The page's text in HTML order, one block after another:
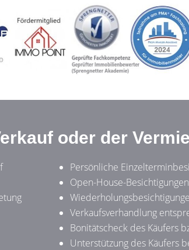
oder der
Persönliche
Open-House-Besichtigungen
Verkaufsverhandlung
Bonitätscheck des Käufers
Unterstützung des Käufers